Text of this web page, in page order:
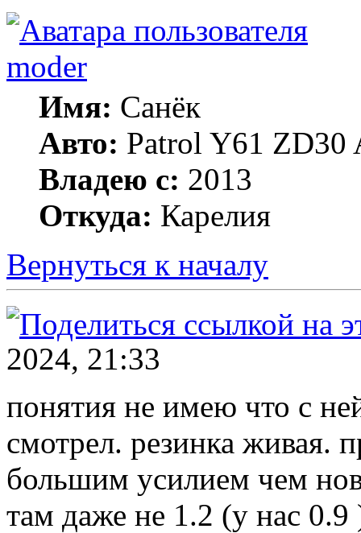
moder
Имя: Санёк
Авто: Patrol Y61 ZD30
Владею с: 2013
Откуда: Карелия
Вернуться к началу
2024, 21:33
понятия не имею что с
смотрел. резинка живая.
большим усилием чем
там даже не 1.2 (у нас 0.9